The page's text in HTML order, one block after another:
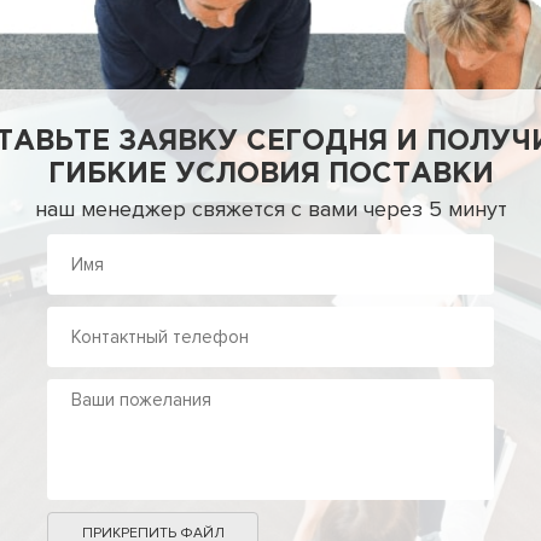
ЗАЯВКУ СЕГОДНЯ И
ГИБКИЕ УСЛОВИЯ ПОСТАВКИ
наш менеджер свяжется с вами через 5 минут
ПРИКРЕПИТЬ ФАЙЛ